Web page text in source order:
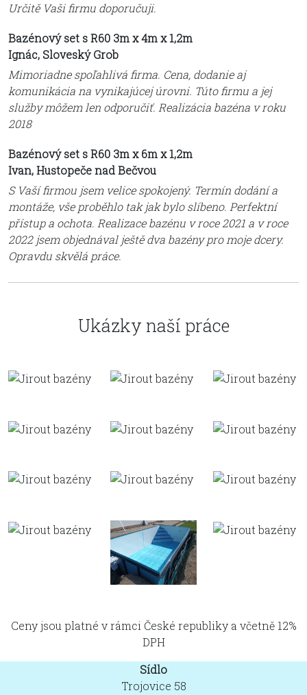
Určitě Vaši firmu doporučuji.
Bazénový set s R60 3m x 4m x 1,2m
Ignác, Sloveský Grob
Mimoriadne spoľahlivá firma. Cena, dodanie aj
komunikácia na vynikajúcej úrovni. Túto firmu a jej
služby môžem len odporučiť. Realizácia bazéna v roku
2018
Bazénový set s R60 3m x 6m x 1,2m
Ivan, Hustopeče nad Bečvou
S Vaší firmou jsem velice spokojený. Termín dodání a
montáže, vše proběhlo tak jak bylo slíbeno. Perfektní
přístup a ochota. Realizace bazénu v roce 2021 a v roce
2022 jsem objednával ještě dva bazény pro moje dcery.
Opravdu skvělá práce.
Ukázky naší práce
Ceny jsou platné v rámci České republiky a včetně 12%
DPH
Sídlo
Trojovice 58